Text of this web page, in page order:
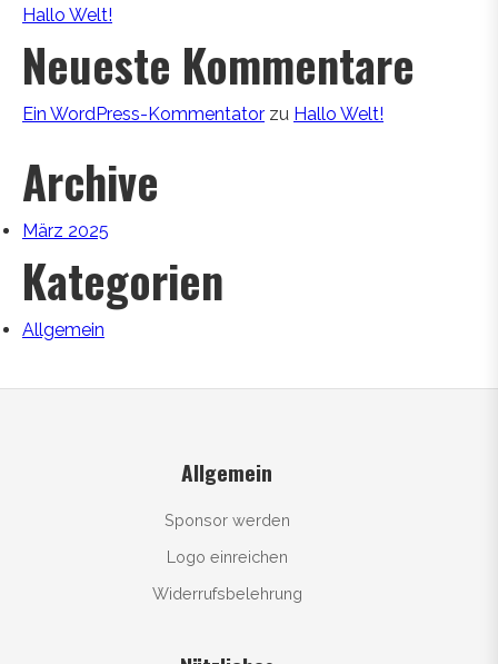
Hallo Welt!
Neueste Kommentare
Ein WordPress-Kommentator zu Hallo Welt!
Archive
März 2025
Kategorien
Allgemein
Allgemein
Sponsor werden
Logo einreichen
Widerrufsbelehrung